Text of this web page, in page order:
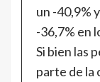
un -40,9%
-36,7% en
Si bien las
parte de la